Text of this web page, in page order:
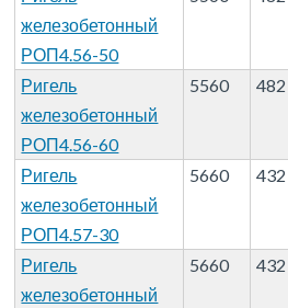
железобетонный
РОП4.56-50
Ригель
железобетонный
РОП4.56-60
5560 482
Ригель
железобетонный
РОП4.57-30
5660 432
Ригель
железобетонный
5660 432